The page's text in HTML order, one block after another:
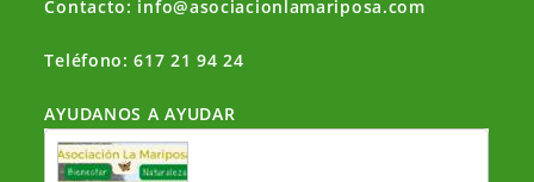
A
p
p
o
o
k
a
m
ar
tir
Contacto: info@asociacionlamariposa.com
Teléfono: 617 21 94 24
AYUDANOS A AYUDAR